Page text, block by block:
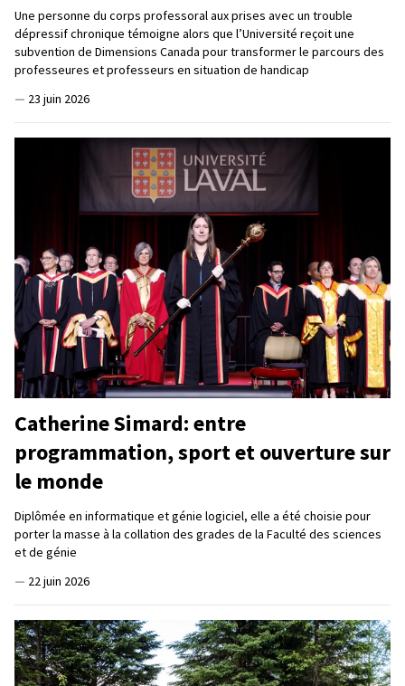
Une personne du corps professoral aux prises avec un trouble
dépressif chronique témoigne alors que l’Université reçoit une
subvention de Dimensions Canada pour transformer le parcours des
professeures et professeurs en situation de handicap
— 23 juin 2026
Catherine Simard: entre
programmation, sport et ouverture sur
le monde
Diplômée en informatique et génie logiciel, elle a été choisie pour
porter la masse à la collation des grades de la Faculté des sciences
et de génie
— 22 juin 2026